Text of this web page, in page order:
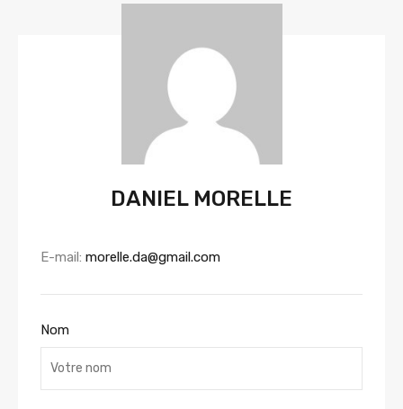
DANIEL MORELLE
E-mail: morelle.da@gmail.com
Nom